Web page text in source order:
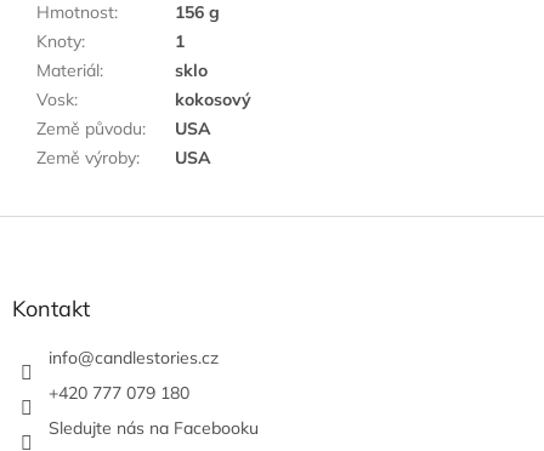
Hmotnost:
156 g
Knoty:
1
Materiál:
sklo
Vosk:
kokosový
Země původu:
USA
Země výroby: USA
Kontakt
info@candlestories.cz
+420 777 079 180
Sledujte nás na Facebooku